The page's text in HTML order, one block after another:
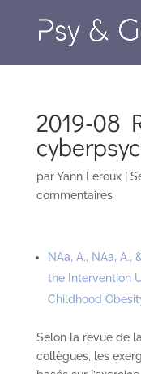
2019-08
parYann Leroux|
commentaires
NAa, A., NAa, A.,
the Intervention
Childhood
Selon la revue de
collègues, les